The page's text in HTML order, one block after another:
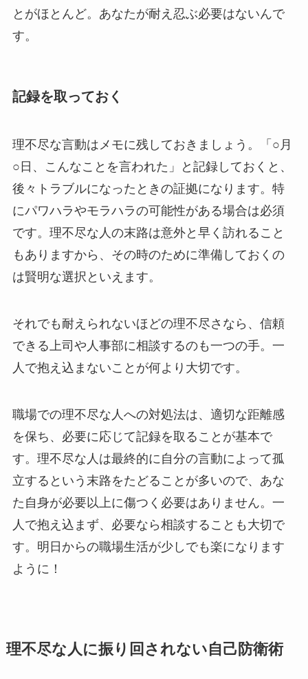
とがほとんど。あなたが耐え忍ぶ必要はないんで
す。
記録を取っておく
理不尽な言動はメモに残しておきましょう。「○月
○日、こんなことを言われた」と記録しておくと、
後々トラブルになったときの証拠になります。特
にパワハラやモラハラの可能性がある場合は必須
です。理不尽な人の末路は意外と早く訪れること
もありますから、その時のために準備しておくの
は賢明な選択といえます。
それでも耐えられないほどの理不尽さなら、信頼
できる上司や人事部に相談するのも一つの手。一
人で抱え込まないことが何より大切です。
職場での理不尽な人への対処法は、適切な距離感
を保ち、必要に応じて記録を取ることが基本で
す。理不尽な人は最終的に自分の言動によって孤
立するという末路をたどることが多いので、あな
た自身が必要以上に傷つく必要はありません。一
人で抱え込まず、必要なら相談することも大切で
す。明日からの職場生活が少しでも楽になります
ように！
理不尽な人に振り回されない自己防衛術